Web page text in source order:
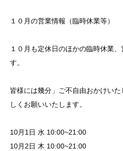
１０月の営業情報（臨時休業等）
１０月も定休日のほかの臨時休業
す。
皆様には幾分」ご不自由おかけい
しくお願いいたします。
10月1日 水 10:00~21:00
10月2日 木 10:00~21:00